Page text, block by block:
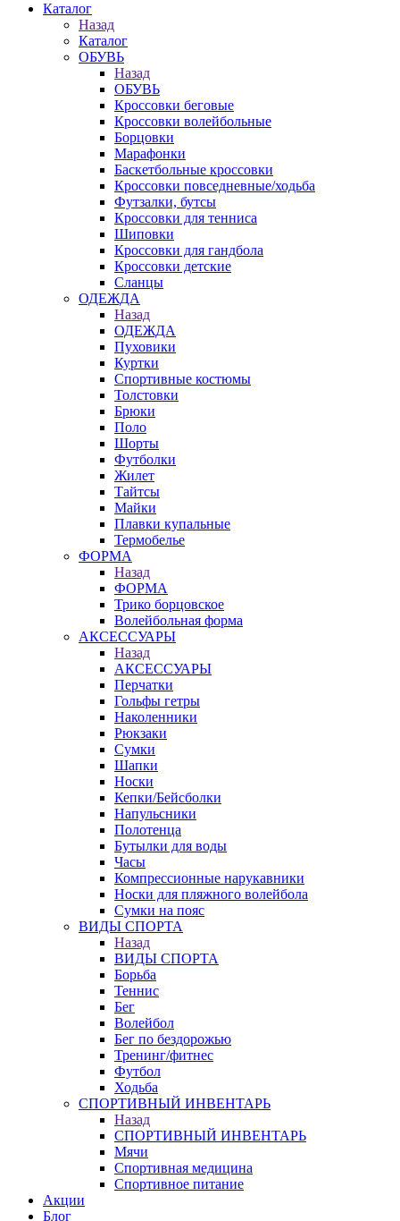
Каталог
Назад
Каталог
ОБУВЬ
Назад
ОБУВЬ
Кроссовки беговые
Кроссовки волейбольные
Борцовки
Марафонки
Баскетбольные кроссовки
Кроссовки повседневные/ходьба
Футзалки, бутсы
Кроссовки для тенниса
Шиповки
Кроссовки для гандбола
Кроссовки детские
Сланцы
ОДЕЖДА
Назад
ОДЕЖДА
Пуховики
Куртки
Спортивные костюмы
Толстовки
Брюки
Поло
Шорты
Футболки
Жилет
Тайтсы
Майки
Плавки купальные
Термобелье
ФОРМА
Назад
ФОРМА
Трико борцовское
Волейбольная форма
АКСЕССУАРЫ
Назад
АКСЕССУАРЫ
Перчатки
Гольфы гетры
Наколенники
Рюкзаки
Сумки
Шапки
Носки
Кепки/Бейсболки
Напульсники
Полотенца
Бутылки для воды
Часы
Компрессионные нарукавники
Носки для пляжного волейбола
Сумки на пояс
ВИДЫ СПОРТА
Назад
ВИДЫ СПОРТА
Борьба
Теннис
Бег
Волейбол
Бег по бездорожью
Тренинг/фитнес
Футбол
Ходьба
СПОРТИВНЫЙ ИНВЕНТАРЬ
Назад
СПОРТИВНЫЙ ИНВЕНТАРЬ
Мячи
Спортивная медицина
Спортивное питание
Акции
Блог